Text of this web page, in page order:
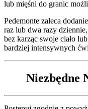
lub mięśni do granic
Pedemonte zaleca
raz lub dwa razy
bez karząc swoje ciało
bardziej intensywnych
Niezbędne